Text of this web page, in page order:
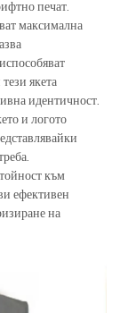
печат.
максимална
якета
идентичност.
и логото
към
ефективен
на